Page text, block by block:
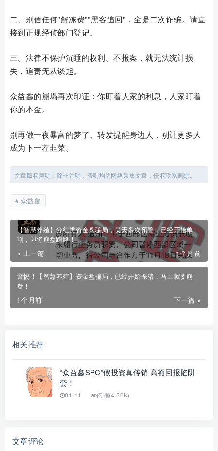
二、别信任何"解冻费""黑客追回"，全是二次诈骗。请直
接到正规经侦部门登记。
三、法律不保护沉睡的权利。不报案，就无法统计损
失，追责无从谈起。
众益鑫的崩塌再次印证：你盯着人家的利息，人家盯着
你的本金。
别再做一夜暴富的梦了。转发提醒身边人，别让更多人
成为下一茬韭菜。
文章版权声明：除非注明，否则均为网络采集文章，侵权联系删除。
众益鑫
【智慧养殖】分红类资金盘骗局，昊天多次预警，已经开始单
割，即将崩盘跑路！
« 上一篇 1个月前
警惕！【智慧养殖】资金盘骗局，已经开始杀猪，马上就要崩
盘！
下一篇 »
1个月前
相关推荐
“众益鑫SPC”假投资真传销 高额回报陷阱
套！
01-11 阅读(4.50K)
文章评论